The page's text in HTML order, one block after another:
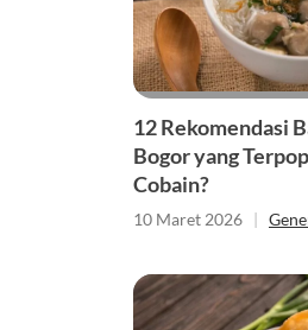
12 Rekomendasi
Bogor yang
Cobain?
10 Maret 2026 |